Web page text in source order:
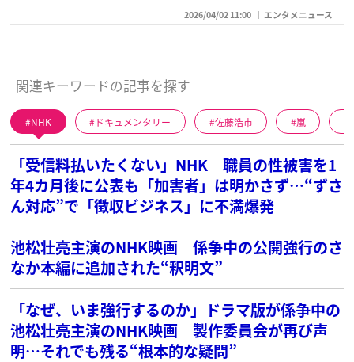
2026/04/02 11:00 エンタメニュース
関連キーワードの記事を探す
NHK ドキュメンタリー 佐藤浩市 嵐
「受信料払いたくない」NHK 職員の性被害を1
年4カ月後に公表も「加害者」は明かさず…“ずさ
ん対応”で「徴収ビジネス」に不満爆発
池松壮亮主演のNHK映画 係争中の公開強行のさ
なか本編に追加された“釈明文”
「なぜ、いま強行するのか」ドラマ版が係争中の
池松壮亮主演のNHK映画 製作委員会が再び声
明…それでも残る“根本的な疑問”